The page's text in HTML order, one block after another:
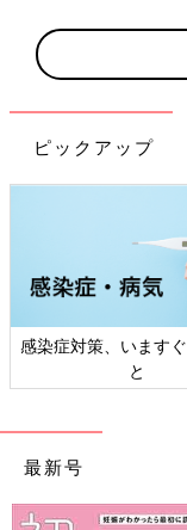
ピックアップ
感染症対策、います
と
最新号